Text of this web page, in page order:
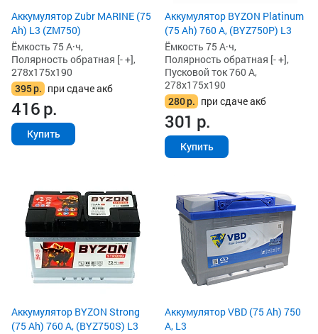
Аккумулятор Zubr MARINE (75
Ah) L3 (ZM750)
Ёмкость 75 А·ч,
Полярность обратная [- +],
278x175x190
395р. при сдаче акб
416р.
Купить
Аккумулятор BYZON Platinum
(75 Ah) 760 А, (BYZ750P) L3
Ёмкость 75 А·ч,
Полярность обратная [- +],
Пусковой ток 760 А,
278x175x190
280р. при сдаче акб
301 р.
Купить
Аккумулятор BYZON Strong
(75 Ah) 760 А, (BYZ750S) L3
Аккумулятор VBD (75 Ah) 750
А, L3